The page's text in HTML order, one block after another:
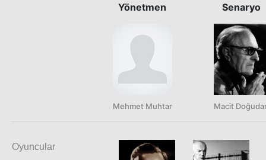
Yönetmen
Mehmet Muhtar
Senaryo
Macit
Oyuncular